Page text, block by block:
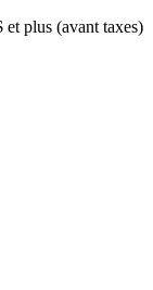
plus (avant taxes)